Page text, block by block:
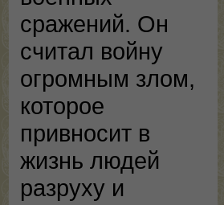
сражений. Он
считал войну
огромным злом,
которое
привносит в
жизнь людей
разруху и